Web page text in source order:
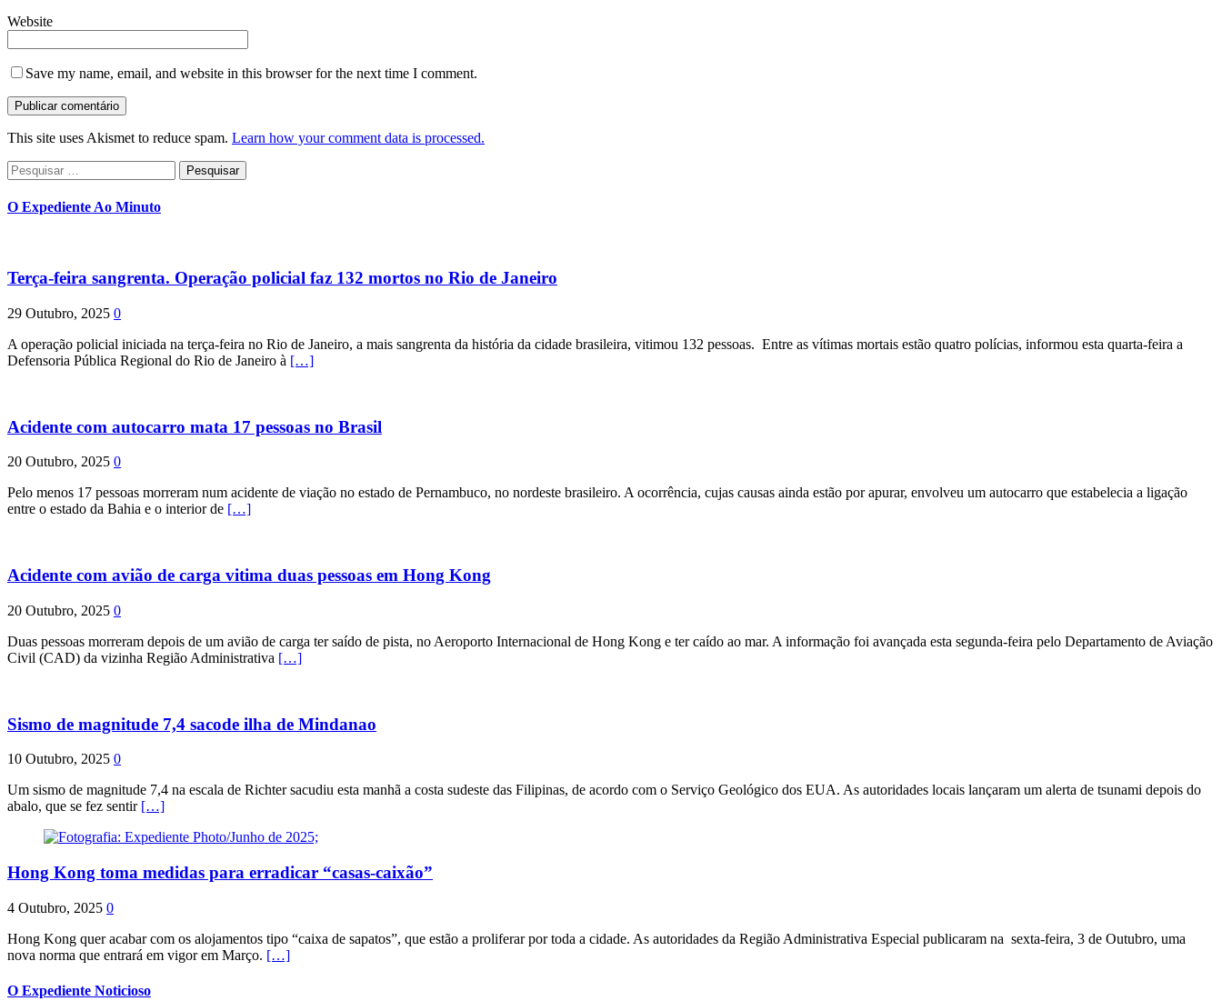
Website
Save my name, email, and website in this browser for the next time I comment.
This site uses Akismet to reduce spam. Learn how your comment data is processed.
Pesquisar
por:
O Expediente Ao Minuto
Terça-feira sangrenta. Operação policial faz 132 mortos no Rio de Janeiro
29 Outubro, 2025 0
A operação policial iniciada na terça-feira no Rio de Janeiro, a mais sangrenta da história da cidade brasileira, vitimou 132 pessoas. Entre as vítimas mortais estão quatro polícias, informou esta quarta-feira a
Defensoria Pública Regional do Rio de Janeiro à […]
Acidente com autocarro mata 17 pessoas no Brasil
20 Outubro, 2025 0
Pelo menos 17 pessoas morreram num acidente de viação no estado de Pernambuco, no nordeste brasileiro. A ocorrência, cujas causas ainda estão por apurar, envolveu um autocarro que estabelecia a ligação
entre o estado da Bahia e o interior de […]
Acidente com avião de carga vitima duas pessoas em Hong Kong
20 Outubro, 2025 0
Duas pessoas morreram depois de um avião de carga ter saído de pista, no Aeroporto Internacional de Hong Kong e ter caído ao mar. A informação foi avançada esta segunda-feira pelo Departamento de Aviação
Civil (CAD) da vizinha Região Administrativa […]
Sismo de magnitude 7,4 sacode ilha de Mindanao
10 Outubro, 2025 0
Um sismo de magnitude 7,4 na escala de Richter sacudiu esta manhã a costa sudeste das Filipinas, de acordo com o Serviço Geológico dos EUA. As autoridades locais lançaram um alerta de tsunami depois do
abalo, que se fez sentir […]
Hong Kong toma medidas para erradicar “casas-caixão”
4 Outubro, 2025 0
Hong Kong quer acabar com os alojamentos tipo “caixa de sapatos”, que estão a proliferar por toda a cidade. As autoridades da Região Administrativa Especial publicaram na sexta-feira, 3 de Outubro, uma
nova norma que entrará em vigor em Março. […]
O Expediente Noticioso